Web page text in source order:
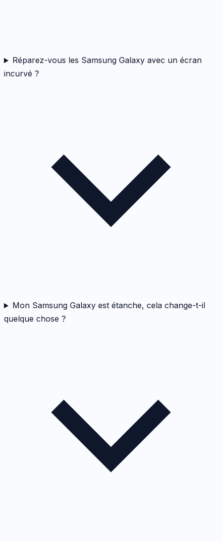
Réparez-vous les Samsung Galaxy avec un écran
incurvé ?
Mon Samsung Galaxy est étanche, cela change-t-il
quelque chose ?